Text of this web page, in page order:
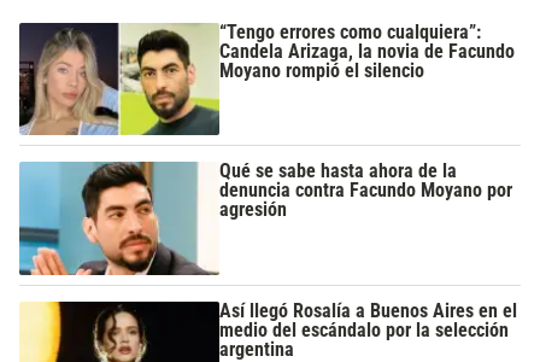
“Tengo errores como cualquiera”:
Candela Arizaga, la novia de Facundo
Moyano rompió el silencio
Qué se sabe hasta ahora de la
denuncia contra Facundo Moyano por
agresión
Así llegó Rosalía a Buenos Aires en el
medio del escándalo por la selección
argentina